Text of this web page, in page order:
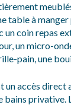
table à
un coin repas
un micro-
pain, une
un accès direct
bains